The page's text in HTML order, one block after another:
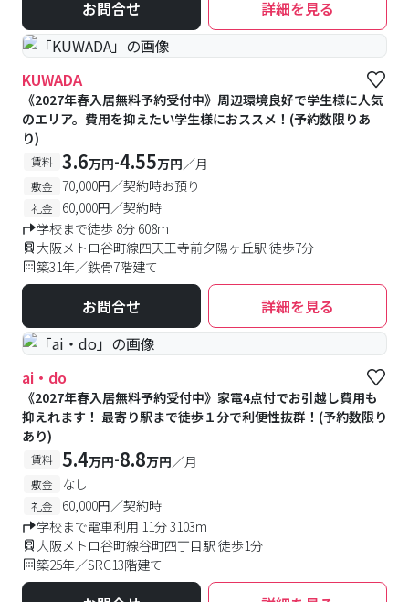
お問合せ 詳細を見る
KUWADA
《2027年春入居無料予約受付中》周辺環境良好で学生様に人気
のエリア。費用を抑えたい学生様におススメ！(予約数限りあ
り)
賃料 3.6万円-4.55万円／月
敷金 70,000円／契約時お預り
礼金
60,000円／契約時
学校まで徒歩 8分 608m
大阪メトロ谷町線四天王寺前夕陽ヶ丘駅 徒歩7分
築31年／鉄骨7階建て
お問合せ 詳細を見る
ai・do
《2027年春入居無料予約受付中》家電4点付でお引越し費用も
抑えれます！ 最寄り駅まで徒歩１分で利便性抜群！(予約数限り
あり)
賃料 5.4万円-8.8万円／月
敷金 なし
礼金
60,000円／契約時
学校まで電車利用 11分 3103m
大阪メトロ谷町線谷町四丁目駅 徒歩1分
築25年／SRC13階建て